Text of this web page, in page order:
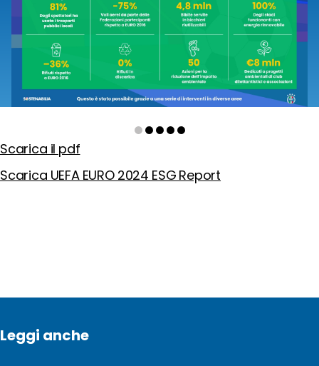
Scarica il pdf
Scarica UEFA EURO 2024 ESG Report
Leggi anche